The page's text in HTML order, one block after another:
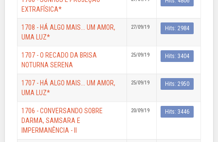
EXTRAFÍSICA*
1708 - HÁ ALGO MAIS... UM AMOR,
UMA LUZ*
27/09/19 Hits: 2984
1707 - O RECADO DA BRISA
NOTURNA SERENA
25/09/19 Hits: 3404
1707 - HÁ ALGO MAIS... UM AMOR,
UMA LUZ*
25/09/19 Hits: 2950
1706 - CONVERSANDO SOBRE
DARMA, SAMSARA E
IMPERMANÊNCIA - II
20/09/19 Hits: 3446